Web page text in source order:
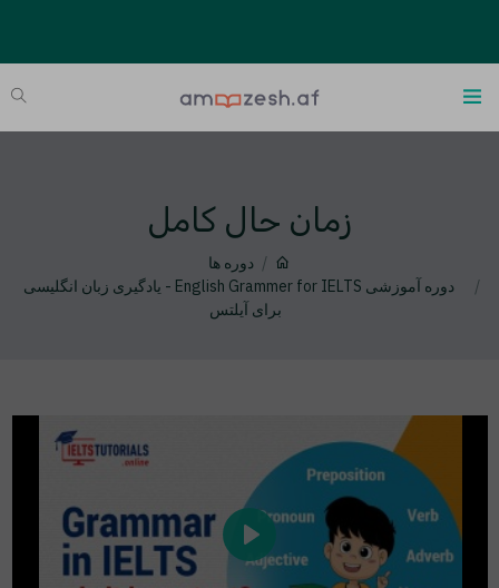
زمان حال کامل
دوره ها
دوره آموزشی English Grammer for IELTS - یادگیری زبان انگلیسی
برای آیلتس
Play